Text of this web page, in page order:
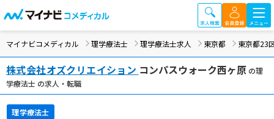
マイナビコメディカル 理学療法士 理学療法士求人 東京都 東京都23
株式会社オズクリエイション コンパスウォーク西ヶ原の理
学療法士 の求人・転職
理学療法士